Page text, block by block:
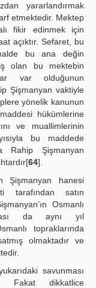
yararlandırmak
etmektedir. Mektep
fikir edinmek için
açıktır. Sefaret, bu
bu ana değin
olan bu mektebin
var olduğunun
Şişmanyan vaktiyle
yönelik kanunun
hükümlerine
ve muallimlerinin
bu maddede
Rahip Şişmanyan
64].
Şişmanyan hanesi
tarafından satın
Osmanlı
da aynı yıl
topraklarında
olmaktadır ve
savunması
Fakat dikkatlice